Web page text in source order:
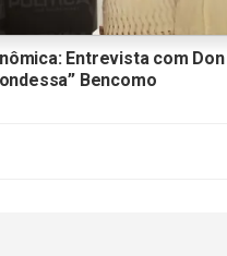
Entrevista com
Bencomo